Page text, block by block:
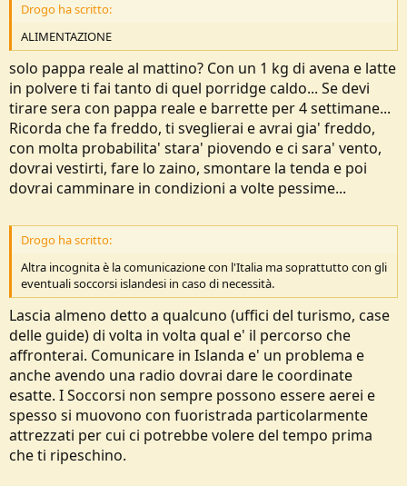
Drogo ha scritto:
ALIMENTAZIONE
solo pappa reale al mattino? Con un 1 kg di avena e latte
in polvere ti fai tanto di quel porridge caldo... Se devi
tirare sera con pappa reale e barrette per 4 settimane...
Ricorda che fa freddo, ti sveglierai e avrai gia' freddo,
con molta probabilita' stara' piovendo e ci sara' vento,
dovrai vestirti, fare lo zaino, smontare la tenda e poi
dovrai camminare in condizioni a volte pessime...
Drogo ha scritto:
Altra incognita è la comunicazione con l'Italia ma soprattutto con gli
eventuali soccorsi islandesi in caso di necessità.
Lascia almeno detto a qualcuno (uffici del turismo, case
delle guide) di volta in volta qual e' il percorso che
affronterai. Comunicare in Islanda e' un problema e
anche avendo una radio dovrai dare le coordinate
esatte. I Soccorsi non sempre possono essere aerei e
spesso si muovono con fuoristrada particolarmente
attrezzati per cui ci potrebbe volere del tempo prima
che ti ripeschino.